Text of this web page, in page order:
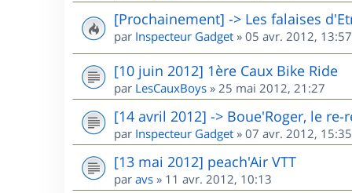
[Prochainement] -> Les falaises
par Inspecteur Gadget » 05 avr. 2012, 13:57
[10 juin 2012] 1ère Caux Bike Ride
par LesCauxBoys » 25 mai 2012, 21:27
[14 avril 2012] -> Boue'Roger, le re-
par Inspecteur Gadget » 07 avr. 2012, 15:35
[13 mai 2012] peach'Air VTT
par avs » 11 avr. 2012, 10:13